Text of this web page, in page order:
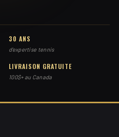
30 ANS
d'expertise tennis
LIVRAISON GRATUITE
100$+ au Canada